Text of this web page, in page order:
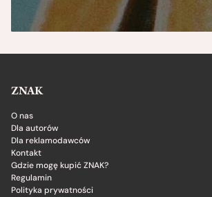
ZNAK
O nas
Dla autorów
Dla reklamodawców
Kontakt
Gdzie mogę kupić ZNAK?
Regulamin
Polityka prywatności